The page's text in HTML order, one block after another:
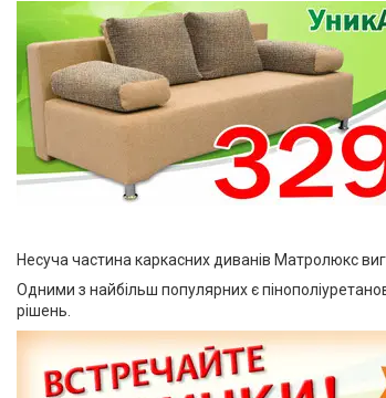
Несуча частина каркасних диванів Матролюкс
Одними з найбільш популярних є
рішень.